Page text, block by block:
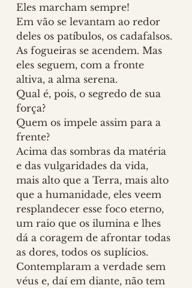
Eles marcham sempre!
Em vão se levantam ao redor
deles os patíbulos, os cadafalsos.
As fogueiras se acendem. Mas
eles seguem, com a fronte
altiva, a alma serena.
Qual é, pois, o segredo de sua
força?
Quem os impele assim para a
frente?
Acima das sombras da matéria
e das vulgaridades da vida,
mais alto que a Terra, mais alto
que a humanidade, eles veem
resplandecer esse foco eterno,
um raio que os ilumina e lhes
dá a coragem de afrontar todas
as dores, todos os suplícios.
Contemplaram a verdade sem
véus e, daí em diante, não tem